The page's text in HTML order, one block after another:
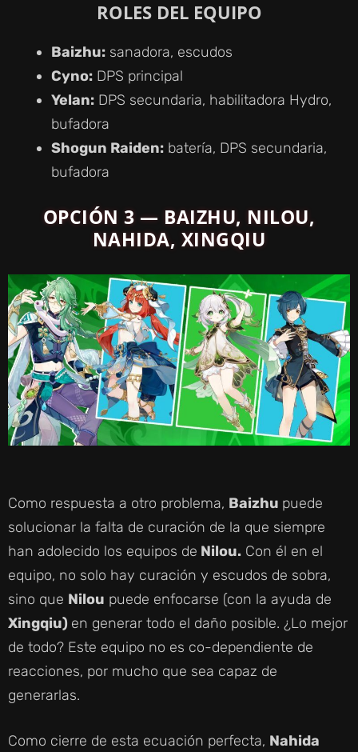
ROLES DEL EQUIPO
Baizhu: sanadora, escudos
Cyno: DPS principal
Yelan: DPS secundaria, habilitadora Hydro,
bufadora
Shogun Raiden: batería, DPS secundaria,
bufadora
OPCIÓN 3 — BAIZHU, NILOU,
NAHIDA, XINGQIU
Como respuesta a otro problema, Baizhu puede
solucionar la falta de curación de la que siempre
han adolecido los equipos de Nilou. Con él en el
equipo, no solo hay curación y escudos de sobra,
sino que Nilou puede enfocarse (con la ayuda de
Xingqiu) en generar todo el daño posible. ¿Lo mejor
de todo? Este equipo no es co-dependiente de
reacciones, por mucho que sea capaz de
generarlas.
Como cierre de esta ecuación perfecta, Nahida